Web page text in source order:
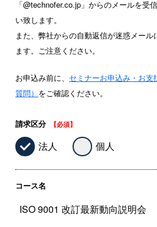
「@technofer.co.jp」からのメールを受
い致します。
また、弊社からの自動返信が迷惑メー
ます。ご注意ください。
お申込み前に、 セミナーお申込み・お
質問） をご確認ください。
請求区分 【必須】
法人 個人
コース名